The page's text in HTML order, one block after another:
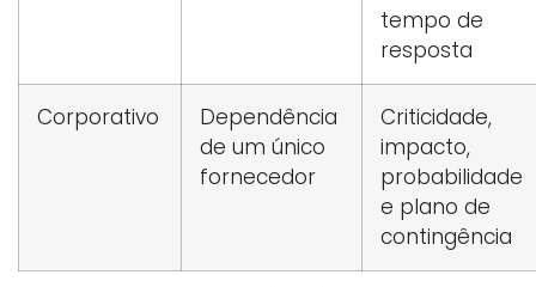
tempo de
resposta
Corporativo
Dependência
de um único
fornecedor
Criticidade,
impacto,
probabilidade
e plano de
contingência